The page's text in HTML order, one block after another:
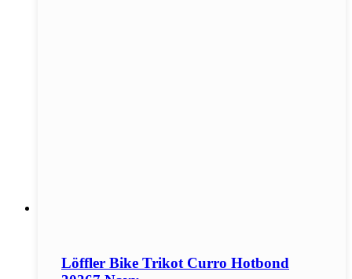
Löffler Bike Trikot Curro Hotbond